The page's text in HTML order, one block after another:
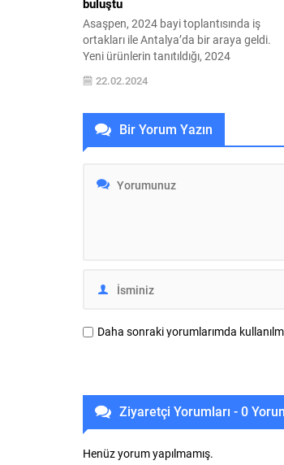
buluştu
Asaşpen, 2024 bayi toplantısında iş
ortakları ile Antalya’da bir araya geldi.
Yeni ürünlerin tanıtıldığı, 2024
hedeflerinin masaya yatırıldığı toplantıda
sektör trendleri de ele alındı. Türkiye’nin
Asaşpen iş ortakları ile Yönetim Kurulu
Üyesi Gökhan Yavuz ev sahipliğinde 2-4
Şubat 2024 tarihleri arasında Antalya, Ela
22.02.2024
Bir Yorum Yazın
Daha sonraki yorumlarımda
Ziyaretçi Yorumları - 0
Henüz yorum yapılmamış.